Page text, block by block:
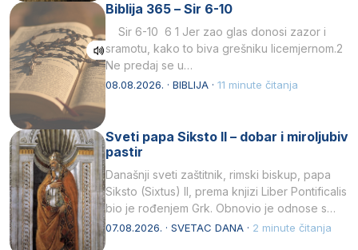
Biblija 365 – Sir 6-10
Sir 6-10 6 1 Jer zao glas donosi zazor i
sramotu, kako to biva grešniku licemjernom.2
Ne predaj se u…
08.08.2026. · BIBLIJA · 11 minute čitanja
Sveti papa Siksto II – dobar i miroljubiv
pastir
Današnji sveti zaštitnik, rimski biskup, papa
Siksto (Sixtus) II, prema knjizi Liber Pontificalis
bio je rođenjem Grk. Obnovio je odnose s
afričkim…
07.08.2026. · SVETAC DANA · 2 minute čitanja